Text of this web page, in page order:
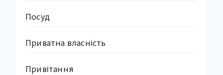
Посуд
Приватна власність
Привітання